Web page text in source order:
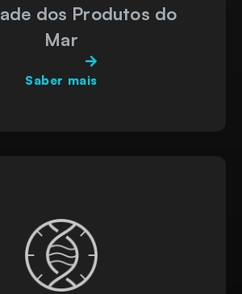
dos Produtos do
Mar
Saber mais